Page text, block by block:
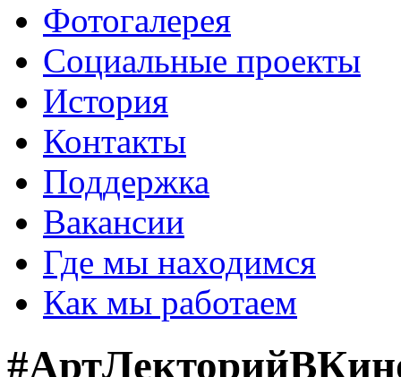
Фотогалерея
Социальные проекты
История
Контакты
Поддержка
Вакансии
Где мы находимся
Как мы работаем